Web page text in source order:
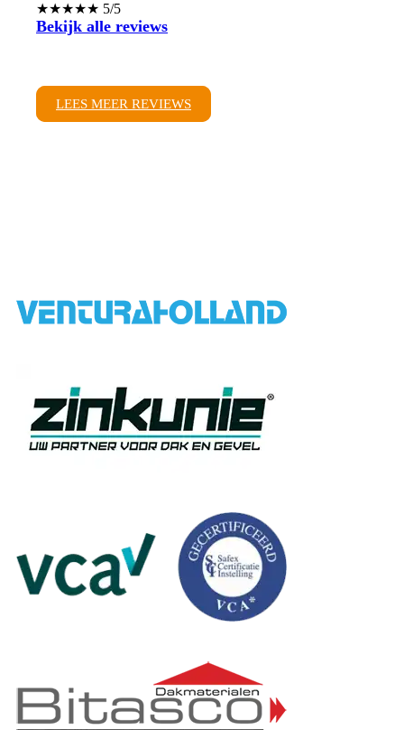
★★★★★ 5/5
Bekijk alle reviews
LEES MEER REVIEWS